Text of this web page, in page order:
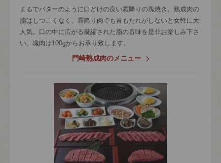
まるでバターのように口どけの良い霜降りの塊焼き。熟成肉の
脂はしつこくなく、霜降り肉でも胃もたれがしないと女性に大
人気。口の中に広がる凝縮された脂の旨味を是非お楽しみ下さ
い。塊肉は100gからお承り致します。
門崎熟成肉のメニュー